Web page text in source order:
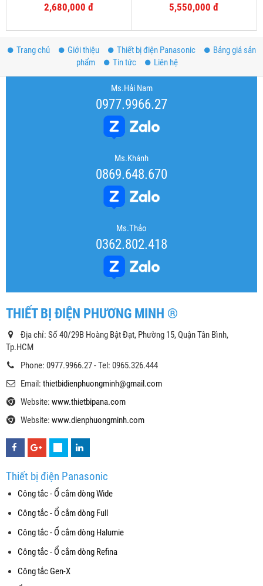
2,680,000 đ 5,550,000 đ
Trang chủ Giới thiệu Thiết bị điện Panasonic
Bảng giá sản
phẩm
Tin tức Liên hệ
Ms.Hải Nam
0977.9966.27
Ms.Khánh
0869.648.670
Ms.Thảo
0362.802.418
THIẾT BỊ ĐIỆN PHƯƠNG MINH ®
Địa chỉ: Số 40/29B Hoàng Bật Đạt, Phường 15, Quận Tân Bình,
Tp.HCM
Phone: 0977.9966.27 - Tel: 0965.326.444
Email: thietbidienphuongminh@gmail.com
Website: www.thietbipana.com
Website: www.dienphuongminh.com
Thiết bị điện Panasonic
Công tắc - Ổ cắm dòng Wide
Công tắc - Ổ cắm dòng Full
Công tắc - Ổ cắm dòng Halumie
Công tắc - Ổ cắm dòng Refina
Công tắc Gen-X